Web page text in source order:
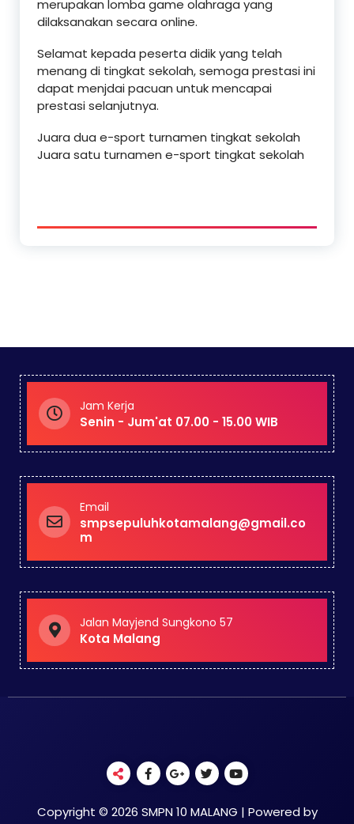
merupakan lomba game olahraga yang
dilaksanakan secara online.
Selamat kepada peserta didik yang telah
menang di tingkat sekolah, semoga prestasi ini
dapat menjdai pacuan untuk mencapai
prestasi selanjutnya.
Juara dua e-sport turnamen tingkat sekolah
Juara satu turnamen e-sport tingkat sekolah
Jam Kerja
Senin - Jum'at 07.00 - 15.00 WIB
Email
smpsepuluhkotamalang@gmail.co
m
Jalan Mayjend Sungkono 57
Kota Malang
Copyright © 2026 SMPN 10 MALANG | Powered by